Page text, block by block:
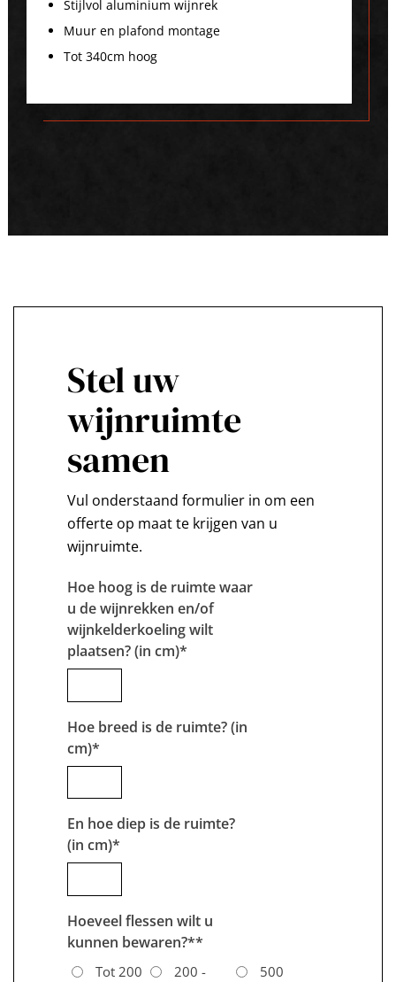
Stijlvol aluminium wijnrek
Muur en plafond montage
Tot 340cm hoog
Stel uw
wijnruimte
samen
Vul onderstaand formulier in om een
offerte op maat te krijgen van u
wijnruimte.
Hoe hoog is de ruimte waar
u de wijnrekken en/of
wijnkelderkoeling wilt
plaatsen? (in cm)*
Hoe breed is de ruimte? (in
cm)*
En hoe diep is de ruimte?
(in cm)*
Hoeveel flessen wilt u
kunnen bewaren?**
Tot 200 200 - 500